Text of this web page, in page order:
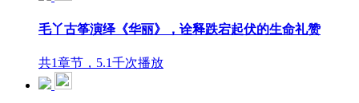
毛丫古筝演绎《华丽》，诠释跌宕起伏的生命礼赞
共1章节，5.1千次播放